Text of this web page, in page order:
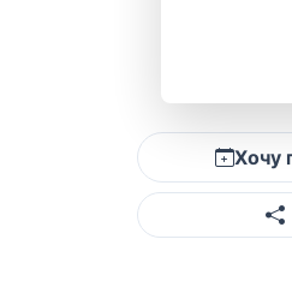
Хочу